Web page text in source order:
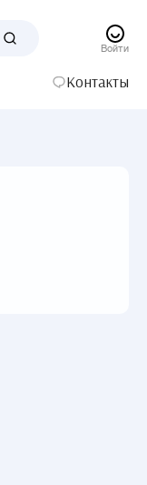
Войти
Контакты